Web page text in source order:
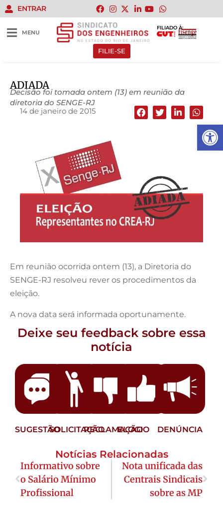
Abrir
ENTRAR
MENU
FILIADO À:
FILIE-SE
ADIADA
Decisão foi tomada ontem (13) em reunião da
diretoria do SENGE-RJ
14 de janeiro de 2015
Em reunião ocorrida ontem (13), a Diretoria do
SENGE-RJ resolveu rever os procedimentos da
eleição.
A nova data será informada oportunamente.
Deixe seu feedback sobre essa
notícia
SUGESTÃOSOLICITAÇÃORECLAMAÇÃO
ELOGIO DENÚNCIA
Notícias Relacionadas
Informativo sobre
o Salário Mínimo
Profissional
Nota unificada das
Centrais Sindicais
sobre as MP